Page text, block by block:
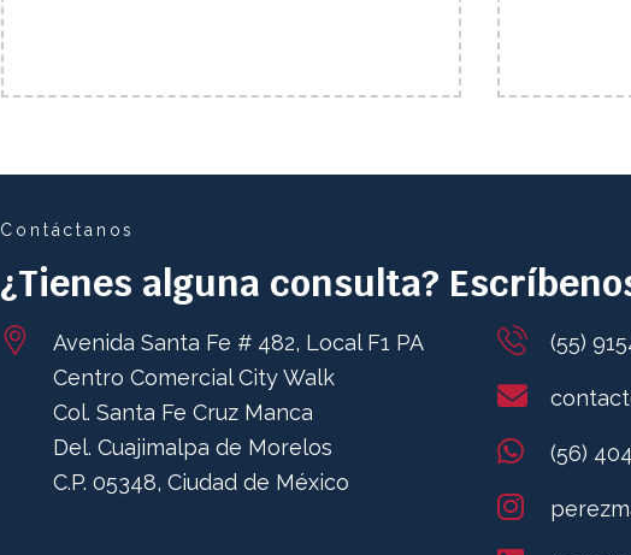
Contáctanos
¿Tienes alguna consulta?
Avenida Santa Fe # 482, Local F1 PA
Centro Comercial City Walk
Col. Santa Fe Cruz Manca
Del. Cuajimalpa de Morelos
C.P. 05348, Ciudad de México
(55)
(56)